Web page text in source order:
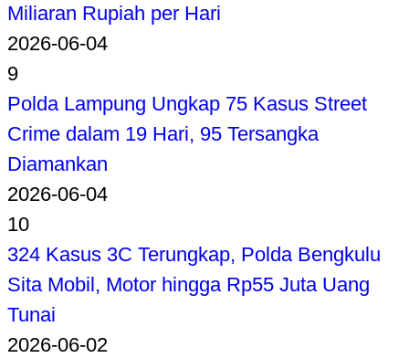
Miliaran Rupiah per Hari
2026-06-04
9
Polda Lampung Ungkap 75 Kasus Street
Crime dalam 19 Hari, 95 Tersangka
Diamankan
2026-06-04
10
324 Kasus 3C Terungkap, Polda Bengkulu
Sita Mobil, Motor hingga Rp55 Juta Uang
Tunai
2026-06-02